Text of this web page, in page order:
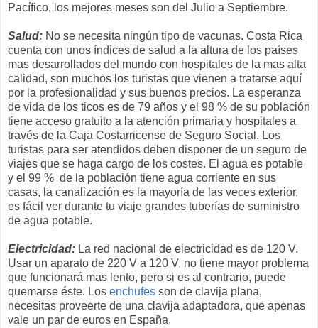
Pacífico, los mejores meses son del Julio a Septiembre.
Salud: No se necesita ningún tipo de vacunas. Costa Rica
cuenta con unos índices de salud a la altura de los países
mas desarrollados del mundo con hospitales de la mas alta
calidad, son muchos los turistas que vienen a tratarse aquí
por la profesionalidad y sus buenos precios. La esperanza
de vida de los ticos es de 79 años y el 98 % de su población
tiene acceso gratuito a la atención primaria y hospitales a
través de la Caja Costarricense de Seguro Social. Los
turistas para ser atendidos deben disponer de un seguro de
viajes que se haga cargo de los costes. El agua es potable
y el 99 % de la población tiene agua corriente en sus
casas, la canalización es la mayoría de las veces exterior,
es fácil ver durante tu viaje grandes tuberías de suministro
de agua potable.
Electricidad: La red nacional de electricidad es de 120 V.
Usar un aparato de 220 V a 120 V, no tiene mayor problema
que funcionará mas lento, pero si es al contrario, puede
quemarse éste. Los enchufes son de clavija plana,
necesitas proveerte de una clavija adaptadora, que apenas
vale un par de euros en España.